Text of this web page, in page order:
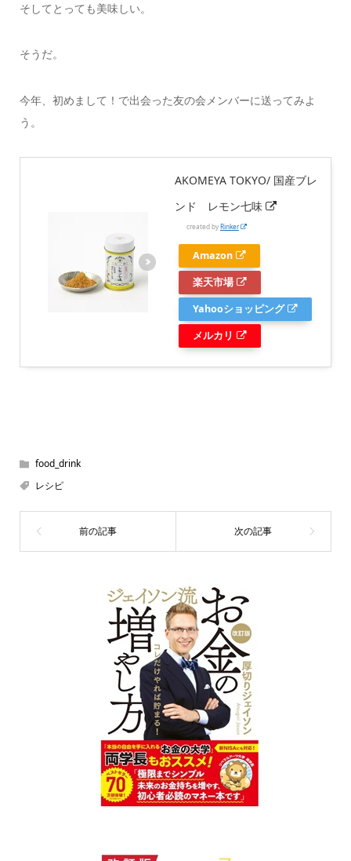
そしてとっても美味しい。
そうだ。
今年、初めまして！で出会った友の会メンバーに送ってみよ
う。
AKOMEYA TOKYO/ 国産ブレ
ンド レモン七味
created byRinker
Amazon
楽天市場
Yahooショッピング
メルカリ
food_drink
レシピ